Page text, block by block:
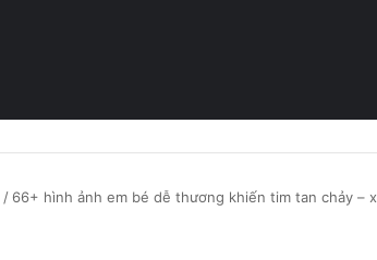
/ 66+ hình ảnh em bé dễ thương khiến tim tan chảy –